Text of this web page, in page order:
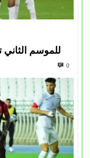
للموسم الثاني
0